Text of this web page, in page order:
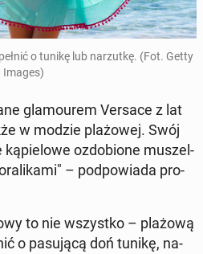
o tunikę lub na­rzut­kę. (Fot. Getty
Images)
gla­mo­urem Versace z lat
w modzie pla­żo­wej. Swój
ką­pie­lo­we ozdo­bio­ne mu­szel­
– pod­po­wia­da pro­
to nie wszyst­ko – plażową
o pa­su­ją­cą doń tunikę, na­